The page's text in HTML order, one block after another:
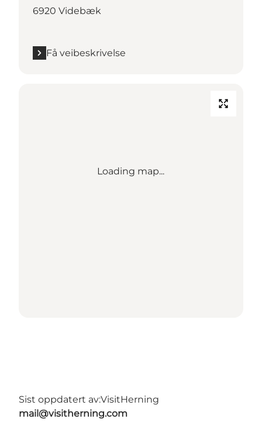
6920 Videbæk
Få veibeskrivelse
Loading map...
Sist oppdatert av:VisitHerning
mail@visitherning.com